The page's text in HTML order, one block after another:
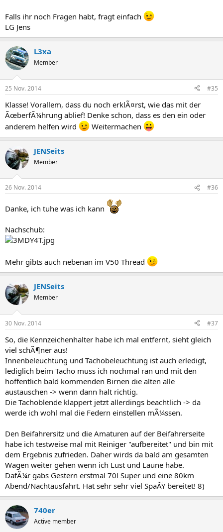
Falls ihr noch Fragen habt, fragt einfach
LG Jens
L3xa
Member
25 Nov. 2014 #35
Klasse! Vorallem, dass du noch erklÃ¤rst, wie das mit der
ÃœberfÃ¼hrung ablief! Denke schon, dass es den ein oder
anderem helfen wird
Weitermachen
JENSeits
Member
26 Nov. 2014 #36
Danke, ich tuhe was ich kann
Nachschub:
Mehr gibts auch nebenan im V50 Thread
JENSeits
Member
30 Nov. 2014 #37
So, die Kennzeichenhalter habe ich mal entfernt, sieht gleich
viel schÃ¶ner aus!
Innenbeleuchtung und Tachobeleuchtung ist auch erledigt,
lediglich beim Tacho muss ich nochmal ran und mit den
hoffentlich bald kommenden Birnen die alten alle
austauschen -> wenn dann halt richtig.
Die Tachoblende klappert jetzt allerdings beachtlich -> da
werde ich wohl mal die Federn einstellen mÃ¼ssen.
Den Beifahrersitz und die Amaturen auf der Beifahrerseite
habe ich testweise mal mit Reiniger "aufbereitet" und bin mit
dem Ergebnis zufrieden. Daher wirds da bald am gesamten
Wagen weiter gehen wenn ich Lust und Laune habe.
DafÃ¼r gabs Gestern erstmal 70l Super und eine 80km
Abend/Nachtausfahrt. Hat sehr sehr viel SpaÃŸ bereitet! 8)
740er
Active member